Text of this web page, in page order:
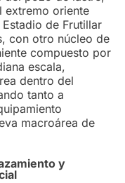
extremo oriente
de Frutillar
con otro núcleo de
compuesto por
escala,
dentro del
tanto a
macroárea de
y